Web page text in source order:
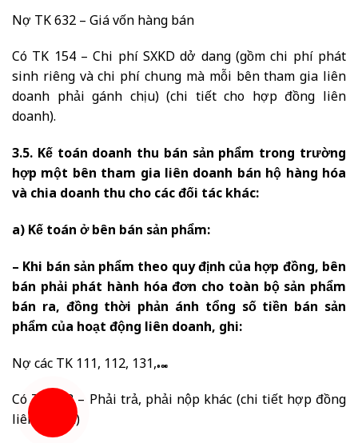
Nợ TK 632 – Giá vốn hàng bán
Có TK 154 – Chi phí SXKD dở dang (gồm chi phí phát
sinh riêng và chi phí chung mà mỗi bên tham gia liên
doanh phải gánh chịu) (chi tiết cho hợp đồng liên
doanh).
3.5. Kế toán doanh thu bán sản phẩm trong trường
hợp một bên tham gia liên doanh bán hộ hàng hóa
và chia doanh thu cho các đối tác khác:
a) Kế toán ở bên bán sản phẩm:
– Khi bán sản phẩm theo quy định của hợp đồng, bên
bán phải phát hành hóa đơn cho toàn bộ sản phẩm
bán ra, đồng thời phản ánh tổng số tiền bán sản
phẩm của hoạt động liên doanh, ghi:
Nợ các TK 111, 112, 131,…
Có TK 338 – Phải trả, phải nộp khác (chi tiết hợp đồng
liên doanh)